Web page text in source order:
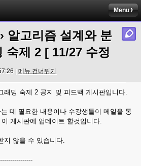
Menu
› 알고리즘 설계와 분
숙제 2 [ 11/27 수정
| 메뉴 건너뛰기
래밍 숙제 2 공지 및 피드백 게시판입니다.
데 필요한 내용이나 수강생들이 메일을 통
게시판에 업데이트 할것입니다.
지 않을 수 있습니다.